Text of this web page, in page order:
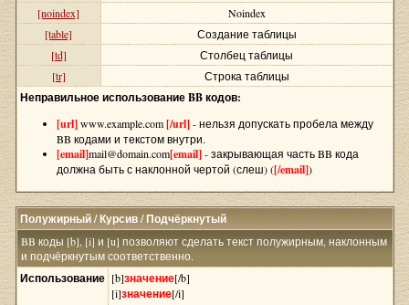
[noindex]
Noindex
[table]
Создание таблицы
[td]
Столбец таблицы
[tr]
Строка таблицы
Неправильное использование BB кодов:
[url]www.example.com[/url]- нельзя допускать пробела между
BB кодами и текстом внутри.
[email]mail@domain.com[email]- закрывающая часть BB кода
должна быть с наклонной чертой (слеш) ([/email])
Полужирный / Курсив / Подчёркнутый
BB коды [b], [i] и [u] позволяют сделать текст полужирным, наклонным
и подчёркнутым соответственно.
Использование [b]значение[/b]
[i]значение[/i]